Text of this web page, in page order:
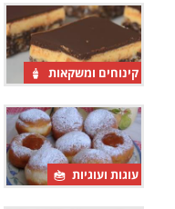
קינוחים ומשקאות
עוגות ועוגיות